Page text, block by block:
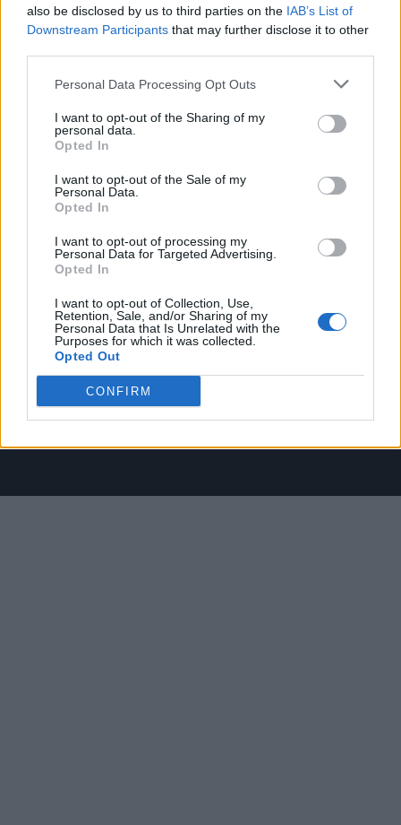
also be disclosed by us to third parties on the IAB’s List of
Downstream Participants that may further disclose it to other
Personal Data Processing Opt Outs
I want to opt-out of the Sharing of my
personal data.
Opted In
I want to opt-out of the Sale of my
Personal Data.
Opted In
I want to opt-out of processing my
Personal Data for Targeted Advertising.
Opted In
I want to opt-out of Collection, Use,
Retention, Sale, and/or Sharing of my
Personal Data that Is Unrelated with the
Purposes for which it was collected.
Opted Out
CONFIRM
VAI ALLA VERSIONE CLASSICA
Alcune foto (screenshot) ed articoli presenti su "Juventus Magazine" sono in parte giunti
da internet, in quanto arrivati alla nostra attenzione attraverso regolari comunicati
stampa con immagini e testi allegati ed autorizzati alla pubblicazione, e quindi valutati
di pubblico dominio. Se i soggetti o gli autori avessero qualcosa in contrario alla
pubblicazione, non avranno che da segnalarlo alla redazione (indirizzo email:
redazione@napolimagazine.com
"Juventus Magazine" non è una testata giornalistica, ma un sito di informazione di
proprietà di Napoli Magazine, e non è in alcun modo collegato alla Juventus S.p.A., che
ne detiene tutti i marchi e diritti.